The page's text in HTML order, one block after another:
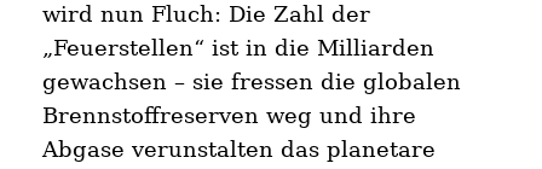
wird nun Fluch: Die Zahl der
„Feuerstellen“ ist in die Milliarden
gewachsen – sie fressen die globalen
Brennstoffreserven weg und ihre
Abgase verunstalten das planetare